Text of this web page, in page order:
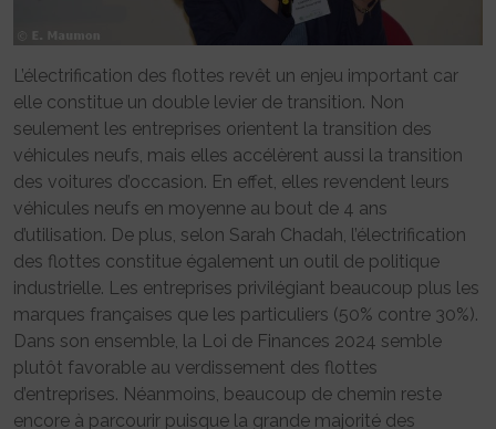
L’électrification des flottes revêt un enjeu important car
elle constitue un double levier de transition. Non
seulement les entreprises orientent la transition des
véhicules neufs, mais elles accélèrent aussi la transition
des voitures d’occasion. En effet, elles revendent leurs
véhicules neufs en moyenne au bout de 4 ans
d’utilisation. De plus, selon Sarah Chadah, l’électrification
des flottes constitue également un outil de politique
industrielle. Les entreprises privilégiant beaucoup plus les
marques françaises que les particuliers (50% contre 30%).
Dans son ensemble, la Loi de Finances 2024 semble
plutôt favorable au verdissement des flottes
d’entreprises. Néanmoins, beaucoup de chemin reste
encore à parcourir puisque la grande majorité des